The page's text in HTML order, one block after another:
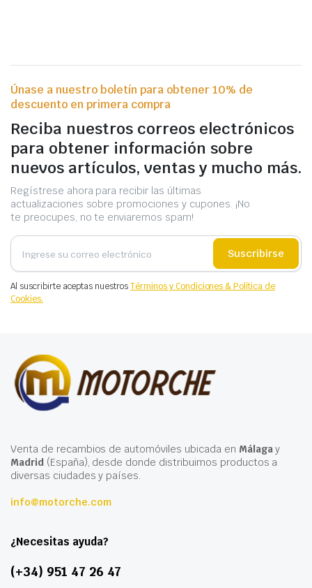
Únase a nuestro boletín para obtener 10% de
descuento en primera compra
Reciba nuestros correos electrónicos
para obtener información sobre
nuevos artículos, ventas y mucho más.
Regístrese ahora para recibir las últimas
actualizaciones sobre promociones y cupones. ¡No
te preocupes, no te enviaremos spam!
Suscribirse
Al suscribirte aceptas nuestrosTérminos y Condiciones & Política de
Cookies.
Venta de recambios de automóviles ubicada en Málagay
Madrid(España), desde donde distribuimos productos a
diversas ciudades y países.
info@motorche.com
¿Necesitas ayuda?
(+34) 951 47 26 47